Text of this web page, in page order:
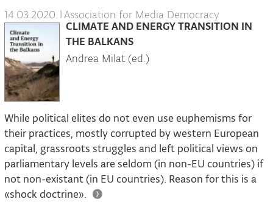
14.03.2020. |Association for Media Democracy
CLIMATE AND ENERGY TRANSITION IN
THE BALKANS
Andrea Milat (ed.)
While political elites do not even use euphemisms for
their practices, mostly corrupted by western European
capital, grassroots struggles and left political views on
parliamentary levels are seldom (in non-EU countries) if
not non-existant (in EU countries). Reason for this is a
«shock doctrine».